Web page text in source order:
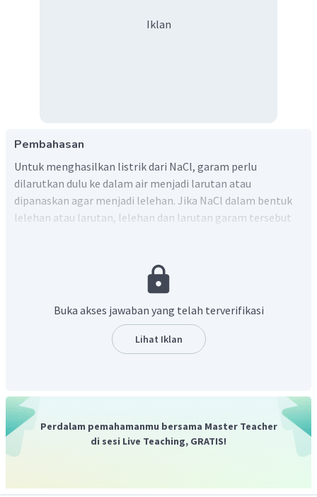
Iklan
Pembahasan
Untuk menghasilkan listrik dari NaCl, garam perlu
dilarutkan dulu ke dalam air menjadi larutan atau
dipanaskan agar menjadi lelehan. Jika NaCl dalam bentuk
lelehan atau larutan, lelehan dan larutan garam tersebut
listrik. NaCl memiliki derajat ionisasi 1, yang berarti NaCl
termasuk larutan elektrolit kuat sehingga terionisasi
tidak bergerak bebas sehingga tidak dapat menghantarkan
Buka akses jawaban yang telah terverifikasi
Lihat Iklan
Perdalam pemahamanmu bersama Master Teacher
di sesi Live Teaching, GRATIS!